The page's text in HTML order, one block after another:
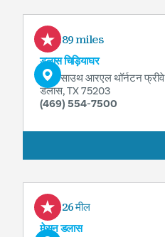
1.89 miles
डलास चिड़ियाघर
650 साउथ आरएल थॉर्नटन फ्रीवे
डलास, TX 75203
(469) 554-7500
2.26 मील
मेसन डलास